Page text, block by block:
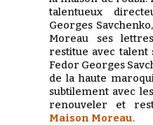
talentueux
Georges
Moreau ses
restitue avec talent
Fedor Georges
de la haute
subtilement avec
renouveler et
Maison Moreau.